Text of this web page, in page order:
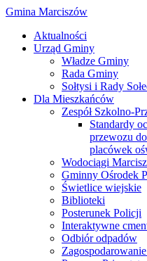
Gmina Marciszów
Aktualności
Urząd Gminy
Władze Gminy
Rada Gminy
Sołtysi i Rady
Dla Mieszkańców
Zespół Szkolno-
Standardy
przewozu
placówek
Wodociągi
Gminny Ośrodek
Świetlice wiejskie
Biblioteki
Posterunek Policji
Interaktywne
Odbiór odpadów